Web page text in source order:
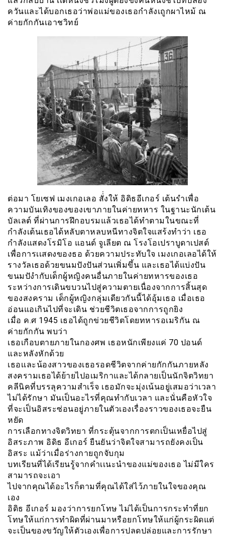
ควันและได้บอกเธอว่าพ่อแม่ของเธอกำลังเถูกผาไหม้ ณ
ค่ายกักกันเอาชวิทย์
ต่อมา โยเซฟ เมงเกอเลอ สั่่งให้ อิดิธอีเกอร์ เต้นรำเพื่อ
ความบันเทิงของของเขาภายในค่ายทหาร ในฐานะนักเต้น
บัลเลต์ ที่ผ่านการฝึกอบรมแล้วเธอได้ทำตามในขณะที่
กำลังเต้นเธอได้หลับตาหลบหนีทางจิตใจแสร้งทำว่า เธอ
กำลังแสดงโรมิโอ แอนด์ จูเลียต ณ โรงโอเปราบูดาเปสต์
เพื่อการเเสดงของธอ ด้วยความประทับใจ เมงเกอเลอได้ให้
รางวัลเธอด้วยขนมปังปันส่วนเพิ่มขึ้น และเธอได้แบ่งปัน
ขนมปังำกับเด็กผู้หญิงคนอื่นภายในค่ายทหารของเธอ
ระหว่างการเดินขบวนไปสู่ความตายเนื่องจากการสิ้นสุด
ของสงคราม เด็กผู้หญิงกลุ่มเดียวกันนี้ได้อุ้มเธอ เมื่อเธอ
อ่อนแอเกินไปที่จะเดิน ช่วยชีวิตเธอจากการถูกยิง
เมื่อ ค.ศ 1945 เธอได้ถูกข่วยชีวิตโดยทหารอเมริกัน ณ
ค่ายกักกัน พบว่า
เธอเกือบตายภายในกองศพ เธอหนักเพียงแค่ 70 ปอนด์
และหลังหักด้วย
เธอเเละน้องสาวของเธอรอดชีวิตจากค่ายกักกันภายหลัง
สงครามเธอได้ย้ายไปอเมริกาและได้กลายเป็นนักจิตวิทยา
คลีนิคที่บรรลุความสำเร็จ เธอมักจะมุ่งเน้นอยู่เสมอว่าเวลา
ไม่ได้รักษา มันเป็นอะไรที่คุณทำกับเวลา และนั่นคือหัวใจ
ที่จะเป็นอิสระซ่อนอยู่ภายในตัวเองเรื่องราวของเธอจะยืน
หยัด
การเลือกทางจิตวิทยา ที่กระตุ้นจากการตกเป็นเหยื่อไปสู่
อิสระภาพ อิดิธ อีเกอร์ ยืนยันว่าจิตใจสามารถยังคงเป็น
อิสระ เเม้ว่าเมื่อร่างกายถูกจับกุม
บทเรียนที่ได้เรียนรู้จากคำเเนะนำของแม่ของเธอ ไม่มีใคร
สามารถจะเอา
ไปจากคุณได้อะไรก็ตามที่คุณได้ใส่ไว้ภายในใจของคุณ
เอง
อิดิธ อีเกอร์ มองว่าการยกโทษ ไม่ได้เป็นการกระทำที่ยก
โทษให้แก่การทำผิดที่ผ่านมาหรือยกโทษให้แก่ผู้กระผิดแต่
จะเป็นของขวัญให้ตัวเองเพื่อการปลดปล่อยและการรักษา